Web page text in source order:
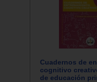
Cuadernos de
cognitivo
de educación